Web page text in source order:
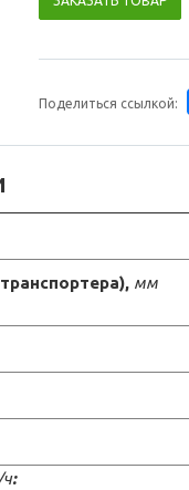
Поделиться ссылкой:
мм
: